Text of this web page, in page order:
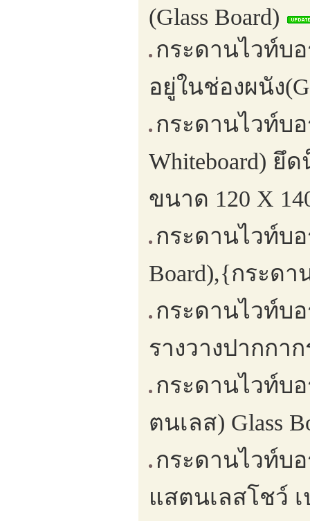
(Glass Board)
กระดานไวท์บ
อยู่ในช่องผนัง
กระดานไวท์บ
Whiteboard) ยึ
ขนาด 120 X
กระดานไวท์บ
Board),{กระด
กระดานไวท์บ
รางวางปากกาก
กระดานไวท์บ
ตนเลส) Glass
กระดานไวท์บ
แสตนเลสโชว์ เ